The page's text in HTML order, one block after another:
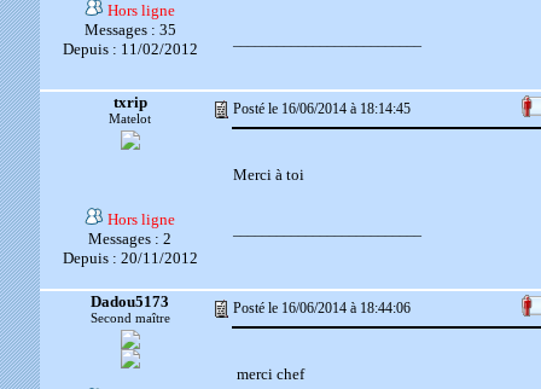
Hors ligne
Messages : 35
Depuis : 11/02/2012
txrip
Matelot
Posté le 16/06/2014 à 18:14:45
Hors ligne
Messages : 2
Depuis : 20/11/2012
Merci à toi
Dadou5173
Second maître
Posté le 16/06/2014 à 18:44:06
merci chef